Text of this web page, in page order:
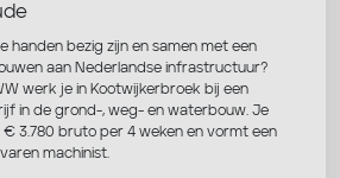
handen bezig zijn en samen met een
aan Nederlandse infrastructuur?
werk je in Kootwijkerbroek bij een
in de grond-, weg- en waterbouw. Je
3.780 bruto per 4 weken en vormt een
machinist.